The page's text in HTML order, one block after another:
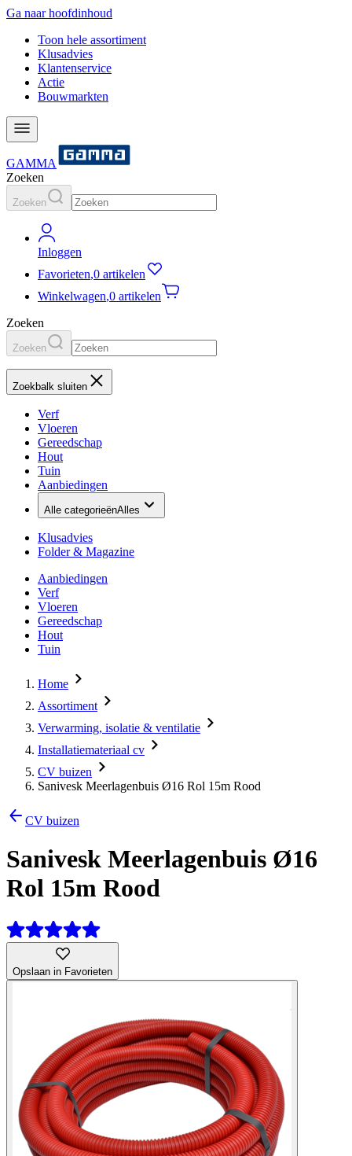
Ga naar hoofdinhoud
Toon hele assortiment
Klusadvies
Klantenservice
Actie
Bouwmarkten
GAMMA
Zoeken
Zoeken
Inloggen
Favorieten,0 artikelen
Winkelwagen,0 artikelen
Zoeken
Zoeken
Zoekbalk sluiten
Verf
Vloeren
Gereedschap
Hout
Tuin
Aanbiedingen
Alle categorieënAlles
Klusadvies
Folder & Magazine
Aanbiedingen
Verf
Vloeren
Gereedschap
Hout
Tuin
Home
Assortiment
Verwarming, isolatie & ventilatie
Installatiemateriaal cv
CV buizen
Sanivesk Meerlagenbuis Ø16 Rol 15m Rood
CV buizen
Sanivesk Meerlagenbuis Ø16
Rol 15m Rood
Opslaan in Favorieten